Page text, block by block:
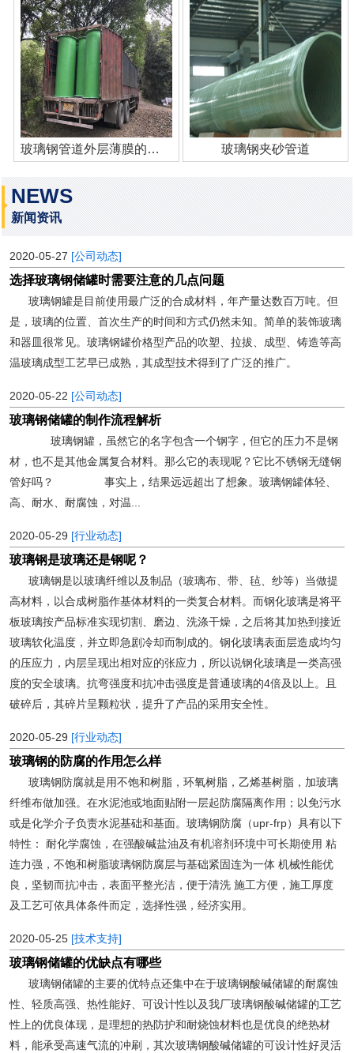
玻璃钢管道外层薄膜的作用 玻璃钢夹砂管道
NEWS
新闻资讯
2020-05-27 [公司动态]
选择玻璃钢储罐时需要注意的几点问题
玻璃钢罐是目前使用最广泛的合成材料，年产量达数百万吨。但
是，玻璃的位置、首次生产的时间和方式仍然未知。简单的装饰玻璃
和器皿很常见。玻璃钢罐价格型产品的吹塑、拉拔、成型、铸造等高
温玻璃成型工艺早已成熟，其成型技术得到了广泛的推广。
2020-05-22 [公司动态]
玻璃钢储罐的制作流程解析
玻璃钢罐，虽然它的名字包含一个钢字，但它的压力不是钢
材，也不是其他金属复合材料。那么它的表现呢？它比不锈钢无缝钢
管好吗？ 事实上，结果远远超出了想象。玻璃钢罐体轻、
高、耐水、耐腐蚀，对温...
2020-05-29 [行业动态]
玻璃钢是玻璃还是钢呢？
玻璃钢是以玻璃纤维以及制品（玻璃布、带、毡、纱等）当做提
高材料，以合成树脂作基体材料的一类复合材料。而钢化玻璃是将平
板玻璃按产品标准实现切割、磨边、洗涤干燥，之后将其加热到接近
玻璃软化温度，并立即急剧冷却而制成的。钢化玻璃表面层造成均匀
的压应力，内层呈现出相对应的张应力，所以说钢化玻璃是一类高强
度的安全玻璃。抗弯强度和抗冲击强度是普通玻璃的4倍及以上。且
破碎后，其碎片呈颗粒状，提升了产品的采用安全性。
2020-05-29 [行业动态]
玻璃钢的防腐的作用怎么样
玻璃钢防腐就是用不饱和树脂，环氧树脂，乙烯基树脂，加玻璃
纤维布做加强。在水泥池或地面贴附一层起防腐隔离作用；以免污水
或是化学介子负责水泥基础和基面。玻璃钢防腐（upr-frp）具有以下
特性： 耐化学腐蚀，在强酸碱盐油及有机溶剂环境中可长期使用 粘
连力强，不饱和树脂玻璃钢防腐层与基础紧固连为一体 机械性能优
良，坚韧而抗冲击，表面平整光洁，便于清洗 施工方便，施工厚度
及工艺可依具体条件而定，选择性强，经济实用。
2020-05-25 [技术支持]
玻璃钢储罐的优缺点有哪些
玻璃钢储罐的主要的优特点还集中在于玻璃钢酸碱储罐的耐腐蚀
性、轻质高强、热性能好、可设计性以及我厂玻璃钢酸碱储罐的工艺
性上的优良体现，是理想的热防护和耐烧蚀材料也是优良的绝热材
料，能承受高速气流的冲刷，其次玻璃钢酸碱储罐的可设计性好灵活